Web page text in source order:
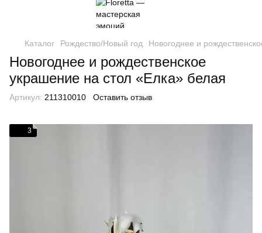
Каталог Рождество/Новый год Новогоднее и
Новогоднее и рождественское
украшение на стол «Елка» белая
Артикул: 211310010 Оставить отзыв
3